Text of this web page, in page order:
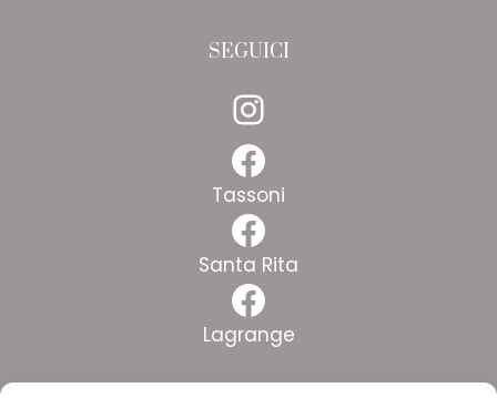
SEGUICI
Instagram
Facebook
Tassoni
Facebook
Santa Rita
Facebook
Lagrange